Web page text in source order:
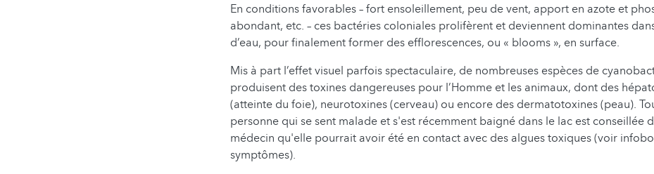
En conditions favorables – fort ensoleillement, peu de vent, apport en azote et
abondant, etc. – ces bactéries coloniales prolifèrent et deviennent dominantes
d’eau, pour finalement former des efflorescences, ou « blooms », en surface.
Mis à part l’effet visuel parfois spectaculaire, de nombreuses espèces de
produisent des toxines dangereuses pour l’Homme et les animaux, dont des
(atteinte du foie), neurotoxines (cerveau) ou encore des dermatotoxines (peau).
personne qui se sent malade et s'est récemment baigné dans le lac est conseillée
médecin qu'elle pourrait avoir été en contact avec des algues toxiques (voir
symptômes).